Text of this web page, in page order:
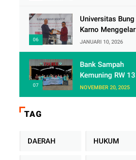
Cengkareng Timur
Antusias Sambut
Universitas Bung
Karno Menggelar
Sarasehan Hukum
di Cisarua Bogor
Jawa Barat dalam
Rangka
JANUARI 10, 2026
Bank Sampah
Kemuning RW 13
Studi Banding ke
TPA BLE
Konvensional
NOVEMBER 20, 2025
TAG
DAERAH HUKUM